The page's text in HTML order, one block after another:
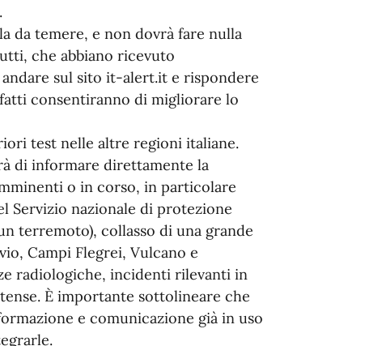
da temere, e non dovrà fare nulla
che abbiano ricevuto
sul sito it-alert.it e rispondere
consentiranno di migliorare lo
test nelle altre regioni italiane.
di informare direttamente la
o in corso, in particolare
Servizio nazionale di protezione
terremoto), collasso di una grande
Campi Flegrei, Vulcano e
radiologiche, incidenti rilevanti in
È importante sottolineare che
e comunicazione già in uso